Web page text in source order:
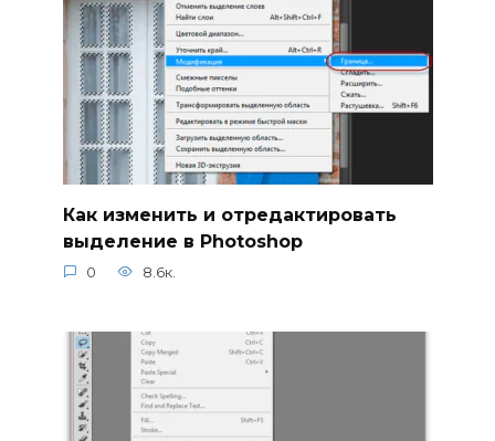
Как изменить и отредактировать
выделение в Photoshop
0 8.6к.